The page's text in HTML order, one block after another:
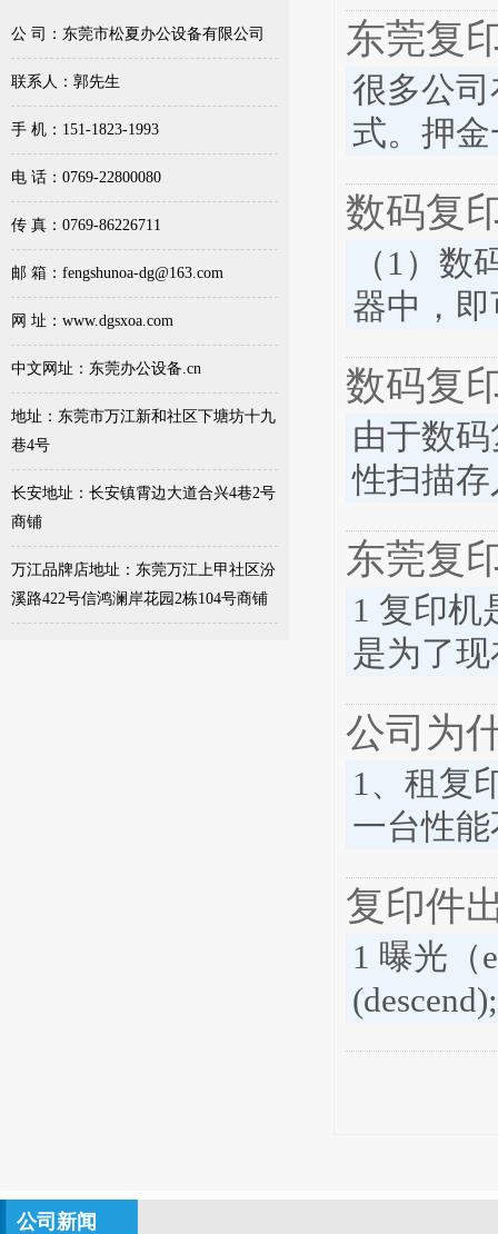
公 司：东莞市松夏办公设备有限公司
联系人：郭先生
手 机：151-1823-1993
电 话：0769-22800080
传 真：0769-86226711
邮 箱：fengshunoa-dg@163.com
网 址：www.dgsxoa.com
中文网址：东莞办公设备.cn
地址：东莞市万江新和社区下塘坊十九
巷4号
长安地址：长安镇霄边大道合兴4巷2号
商铺
万江品牌店地址：东莞万江上甲社区汾
溪路422号信鸿澜岸花园2栋104号商铺
东莞复
很多公
式。押
数码复
（1）
器中，
数码复
由于数
性扫描
东莞复
1 复印机
是为了
公司为
1、租复
一台性
复印件
1 曝光（
公司新闻